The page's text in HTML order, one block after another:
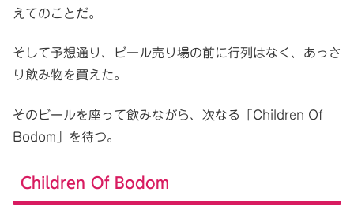
えてのことだ。
そして予想通り、ビール売り場の前に行列はなく、あっさ
り飲み物を買えた。
そのビールを座って飲みながら、次なる「Children Of
Bodom」を待つ。
Children Of Bodom